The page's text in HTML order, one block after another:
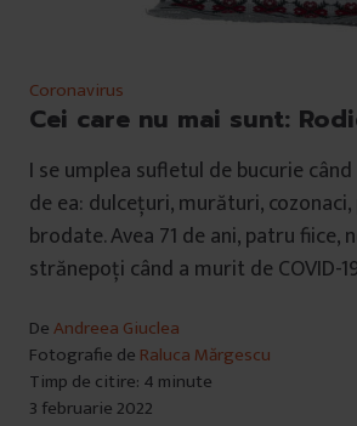
Coronavirus
Cei care nu mai sunt:
I se umplea sufletul de bucurie
de ea: dulcețuri, murături,
brodate. Avea 71 de ani, patru fiice,
strănepoți când a murit de COVID-
DeAndreea Giuclea
Fotografie de Raluca Mărgescu
Timp de citire: 4 minute
3 februarie 2022